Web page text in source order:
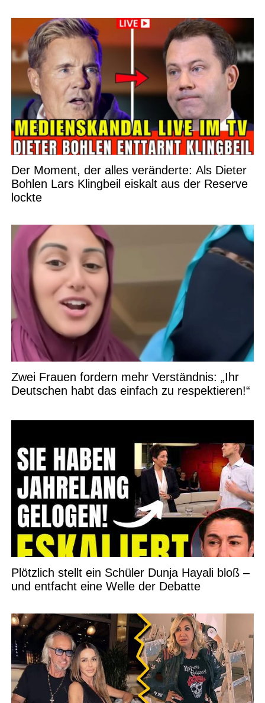
Der Moment, der alles veränderte: Als Dieter
Bohlen Lars Klingbeil eiskalt aus der Reserve
lockte
Zwei Frauen fordern mehr Verständnis: „Ihr
Deutschen habt das einfach zu respektieren!“
Plötzlich stellt ein Schüler Dunja Hayali bloß –
und entfacht eine Welle der Debatte